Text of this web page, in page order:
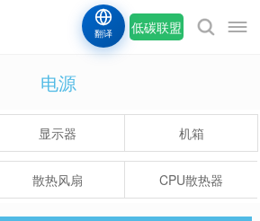
低碳联盟
翻译
电源
显示器 机箱
散热风扇 CPU散热器